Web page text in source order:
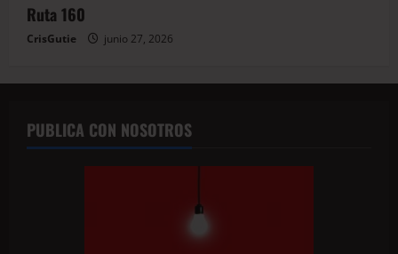
Ruta 160
CrisGutie junio 27, 2026
PUBLICA CON NOSOTROS